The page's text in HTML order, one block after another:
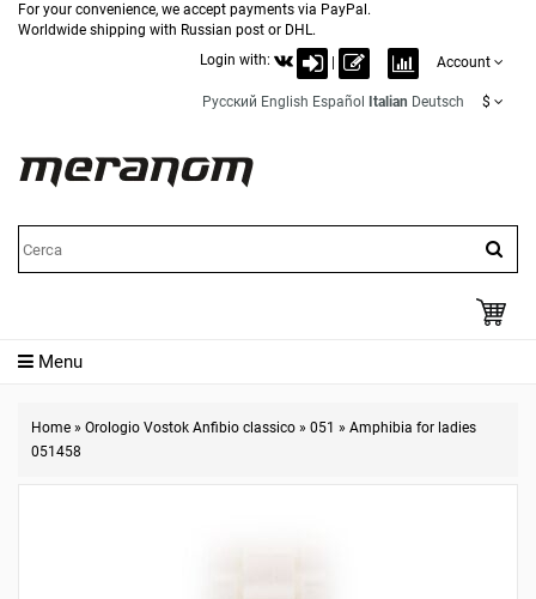
For your convenience, we accept payments via PayPal.
Worldwide shipping with Russian post or DHL.
Login with:
Account
Русский English Español Italian Deutsch $
Menu
Home » Orologio Vostok Anfibio classico » 051 » Amphibia for ladies
051458